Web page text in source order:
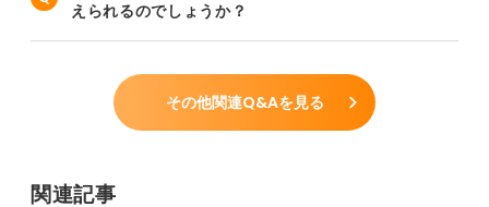
えられるのでしょうか？
その他関連Q&Aを見る
関連記事